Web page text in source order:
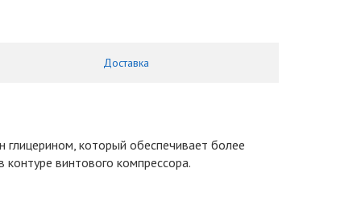
Доставка
который обеспечивает более
винтового компрессора.